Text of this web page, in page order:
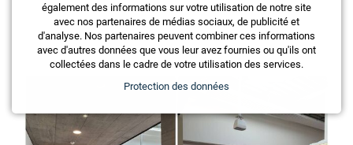
également des informations sur votre utilisation de notre site
avec nos partenaires de médias sociaux, de publicité et
d'analyse. Nos partenaires peuvent combiner ces informations
avec d'autres données que vous leur avez fournies ou qu'ils ont
collectées dans le cadre de votre utilisation des services.
Protection des données